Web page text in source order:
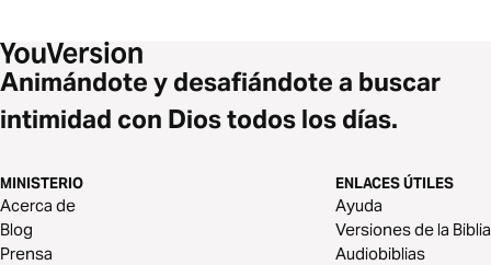
Animándote y desafiándote a buscar
intimidad con Dios todos los días.
MINISTERIO
Acerca de
Blog
Prensa
ENLACES ÚTILES
Ayuda
Versiones de la Biblia
Audiobiblias